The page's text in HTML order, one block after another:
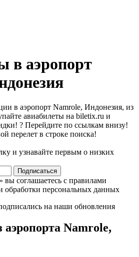
в аэропорт
в аэропорт Namrole, Индонезия, из
авиабилеты на biletix.ru и
? Перейдите по ссылкам внизу!
перелет в строке поиска!
и узнавайте первым о низких
Подписаться
вы соглашаетесь с правилами
обработки персональных данных
на наши обновления
Namrole,